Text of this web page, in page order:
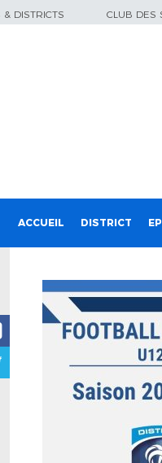
& DISTRICTS CLUB DES
ACCUEIL DISTRICT